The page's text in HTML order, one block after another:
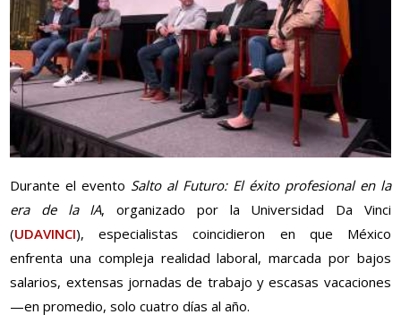
Durante el evento Salto al Futuro: El éxito profesional en la
era de la IA, organizado por la Universidad Da Vinci
(UDAVINCI), especialistas coincidieron en que México
enfrenta una compleja realidad laboral, marcada por bajos
salarios, extensas jornadas de trabajo y escasas vacaciones
—en promedio, solo cuatro días al año.